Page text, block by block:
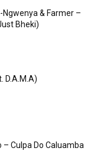
Ngwenya & Farmer –
Bheki)
D.A.M.A)
– Culpa Do Caluamba